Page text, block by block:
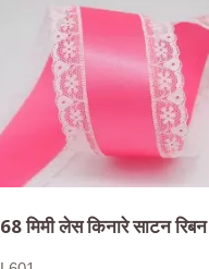
68 मिमी लेस किनारे साटन रिबन